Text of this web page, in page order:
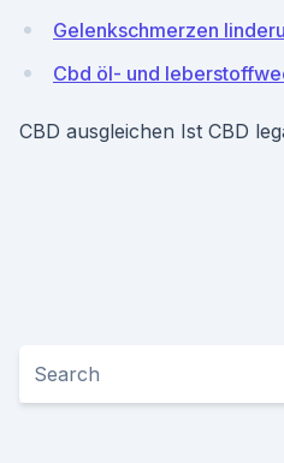
Gelenkschmerzen
Cbd öl- und
CBD ausgleichen Ist CBD